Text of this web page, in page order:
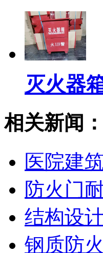
灭火器
相关新闻：
医院建
防火门
结构设
钢质防